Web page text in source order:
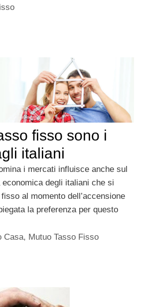
fisso sono i
italiani
i mercati influisce anche sul
degli italiani che si
al momento dell’accensione
la preferenza per questo
Casa, Mutuo Tasso Fisso